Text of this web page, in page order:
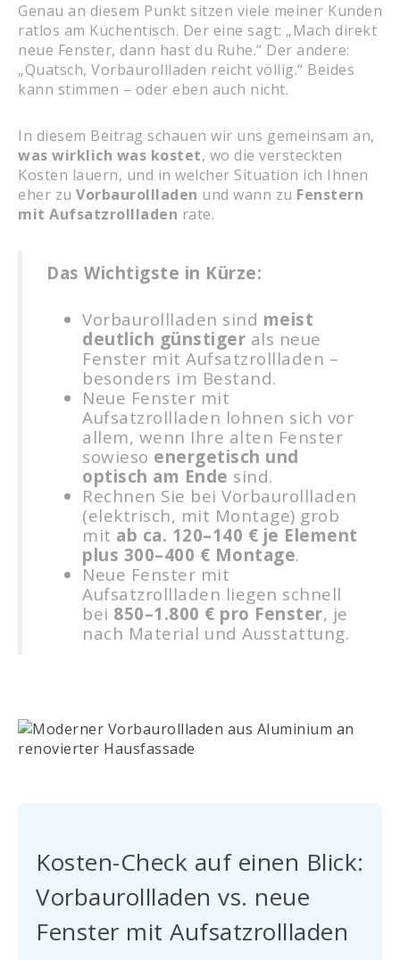
Genau an diesem Punkt sitzen viele meiner Kunden
ratlos am Küchentisch. Der eine sagt: „Mach direkt
neue Fenster, dann hast du Ruhe.“ Der andere:
„Quatsch, Vorbaurollladen reicht völlig.“ Beides
kann stimmen – oder eben auch nicht.
In diesem Beitrag schauen wir uns gemeinsam an,
was wirklich was kostet, wo die versteckten
Kosten lauern, und in welcher Situation ich Ihnen
eher zu Vorbaurollladen und wann zu Fenstern
mit Aufsatzrollladen rate.
Das Wichtigste in Kürze:
Vorbaurollladen sind meist
deutlich günstiger als neue
Fenster mit Aufsatzrollladen –
besonders im Bestand.
Neue Fenster mit
Aufsatzrollladen lohnen sich vor
allem, wenn Ihre alten Fenster
sowieso energetisch und
optisch am Ende sind.
Rechnen Sie bei Vorbaurollladen
(elektrisch, mit Montage) grob
mit ab ca. 120–140 € je Element
plus 300–400 € Montage.
Neue Fenster mit
Aufsatzrollladen liegen schnell
bei 850–1.800 € pro Fenster, je
nach Material und Ausstattung.
Kosten-Check auf einen Blick:
Vorbaurollladen vs. neue
Fenster mit Aufsatzrollladen